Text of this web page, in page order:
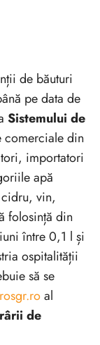
de băuturi
pe data de
Sistemului de
comerciale din
importatori
apă
vin,
folosință din
între 0,1 l și
ospitalității
să se
al
de